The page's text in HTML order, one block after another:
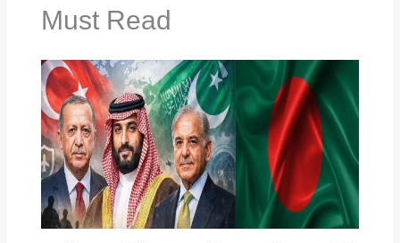
Must Read